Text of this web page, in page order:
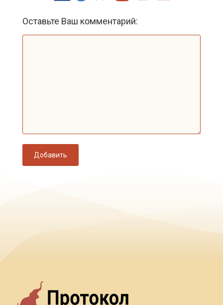
Оставьте Ваш комментарий:
Добавить